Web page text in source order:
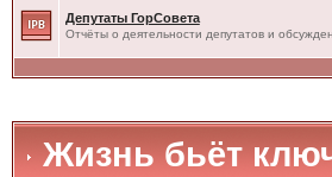
Депутаты ГорСовета
Отчёты о деятельности депутатов и
Жизнь бьёт